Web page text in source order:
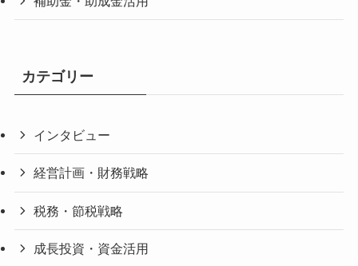
カテゴリー
インタビュー
経営計画・財務戦略
税務・節税戦略
成長投資・資金活用